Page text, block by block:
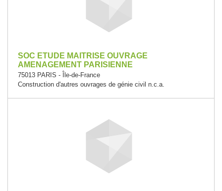
SOC ETUDE MAITRISE OUVRAGE
AMENAGEMENT PARISIENNE
75013 PARIS - Île-de-France
Construction d'autres ouvrages de génie civil n.c.a.